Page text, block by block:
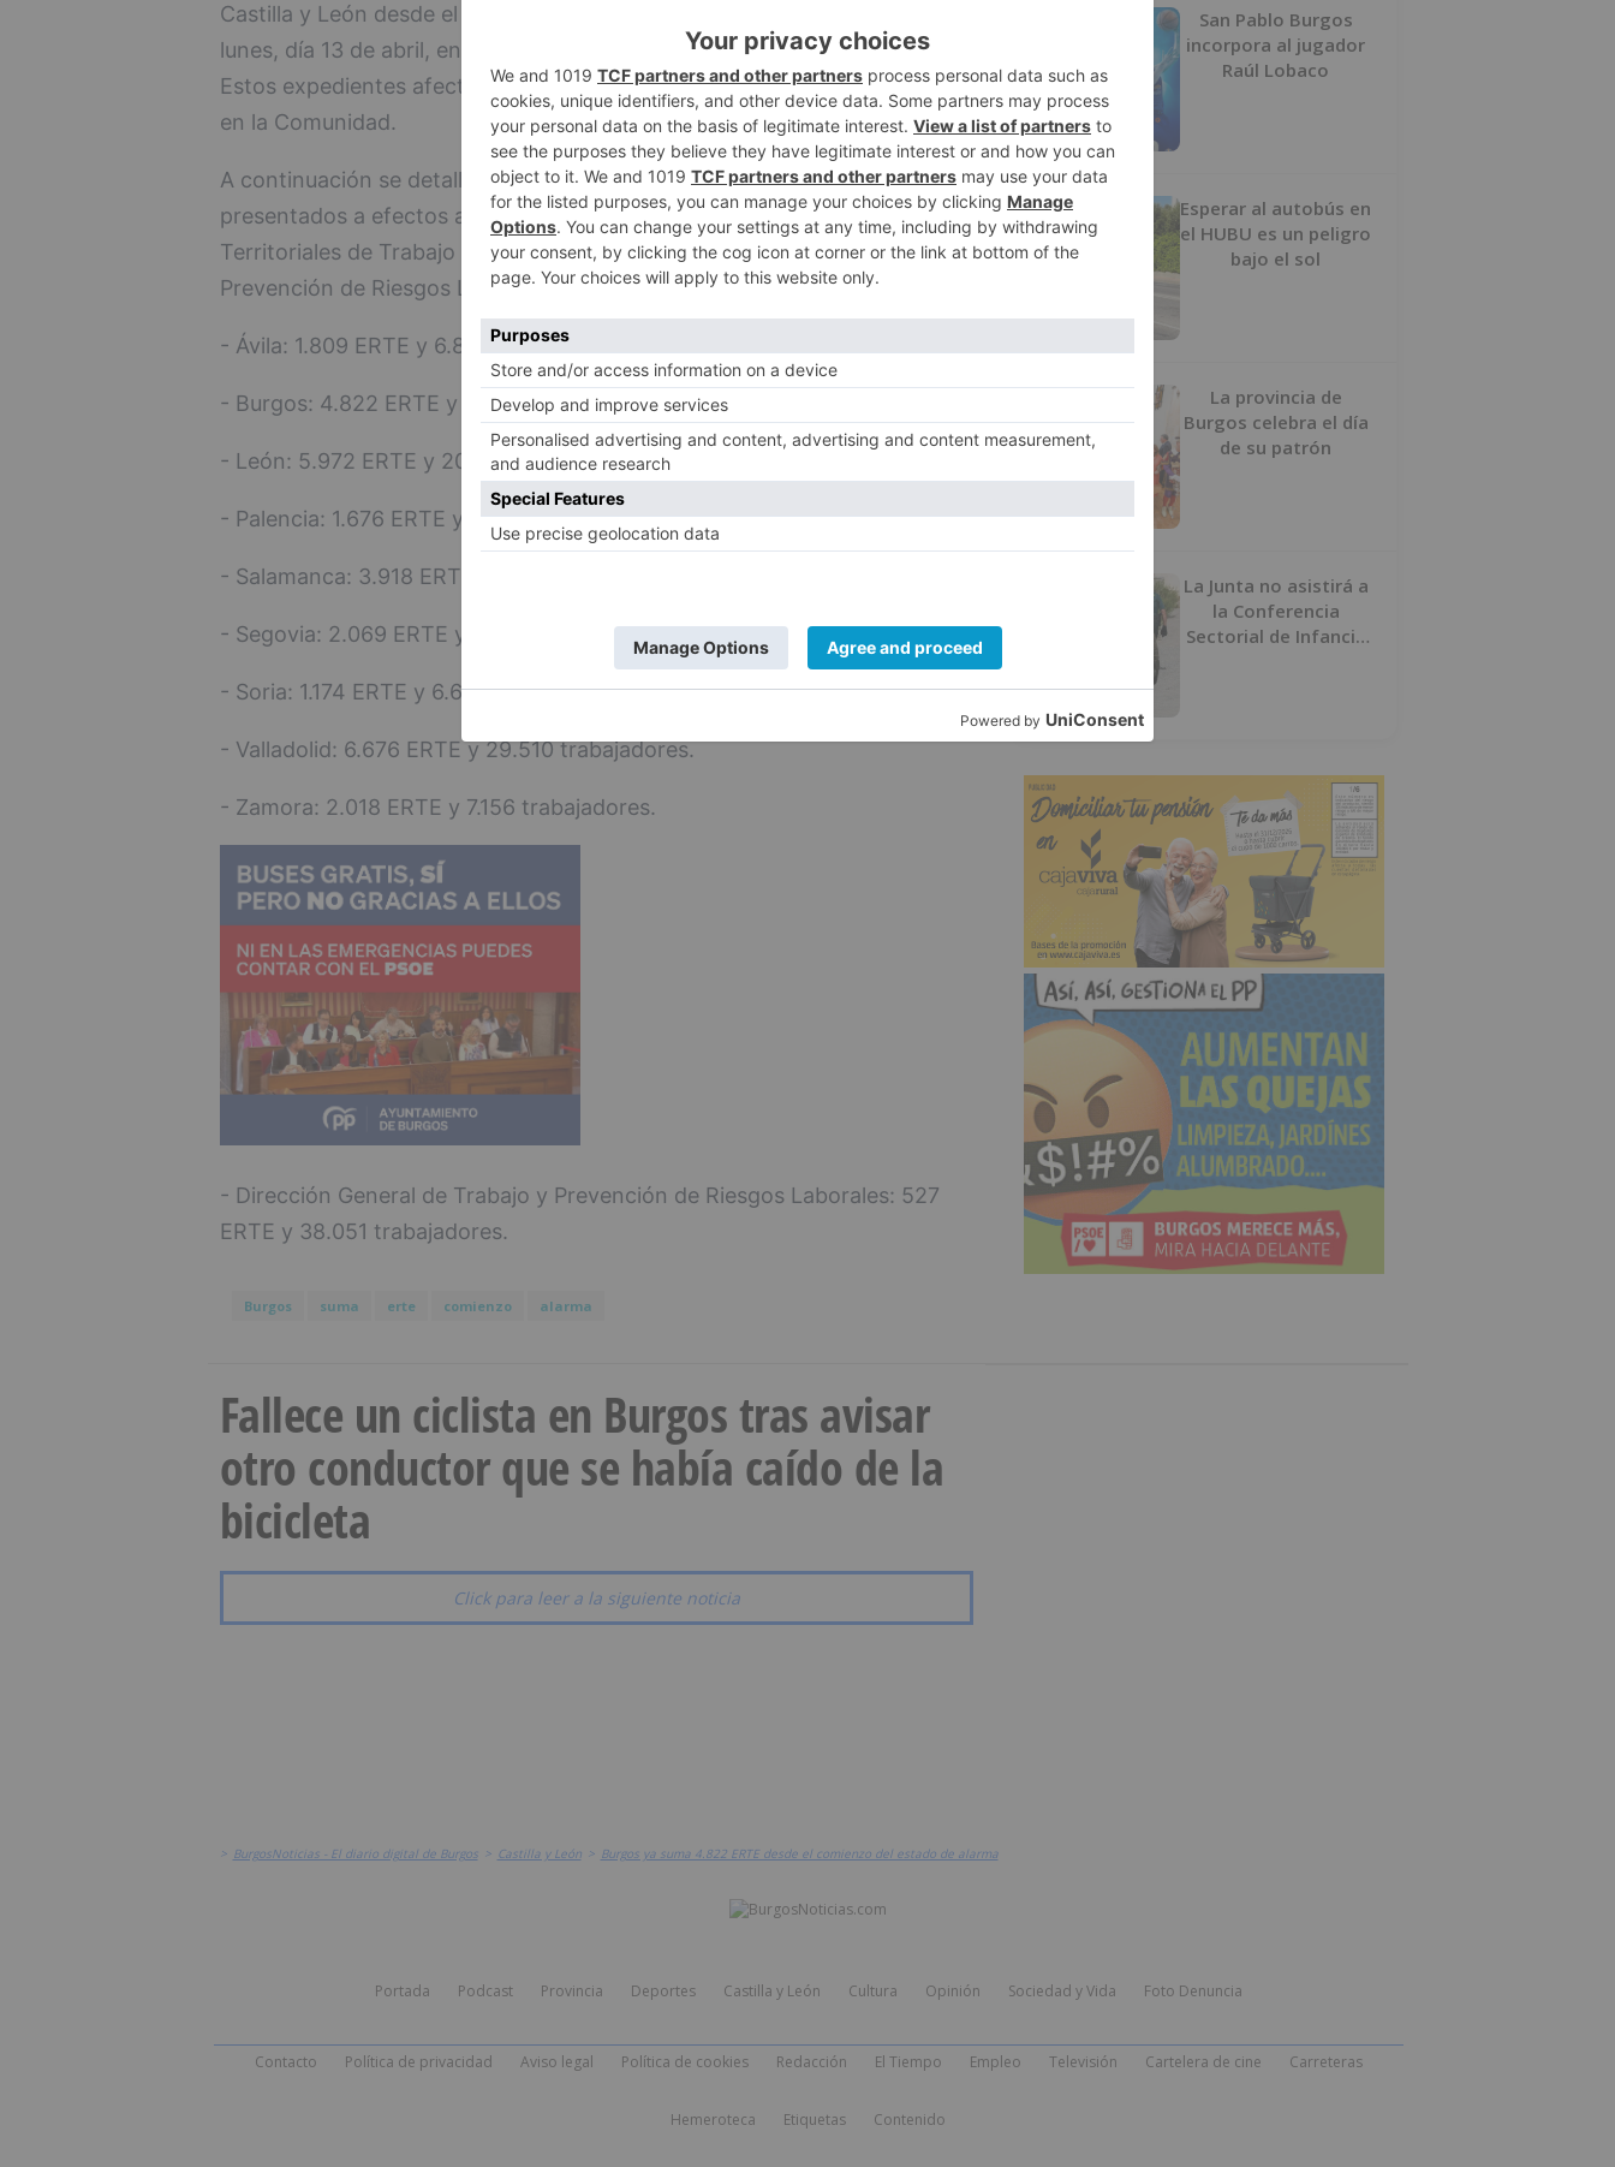
Castilla y León desde el lunes 16 de marzo hasta las 14 horas de hoy
lunes, día 13 de abril, en el contexto de la crisis del coronavirus COVID-19.
Estos expedientes afectan a un número potencial de 171.269 trabajadores
en la Comunidad.
A continuación se detalla el cómputo de los ERTE que constan como
presentados a efectos administrativos ante las nueve Oficinas
Territoriales de Trabajo (OTT) y la Dirección General de Trabajo y
Prevención de Riesgos Laborales de la Consejería de Empleo e Industria:
- Ávila: 1.809 ERTE y 6.871 trabajadores.
- Burgos: 4.822 ERTE y 32.208 trabajadores.
- León: 5.972 ERTE y 20.798 trabajadores.
- Palencia: 1.676 ERTE y 7.814 trabajadores.
- Salamanca: 3.918 ERTE y 12.748 trabajadores.
- Segovia: 2.069 ERTE y 9.470 trabajadores.
- Soria: 1.174 ERTE y 6.643 trabajadores.
- Valladolid: 6.676 ERTE y 29.510 trabajadores.
- Zamora: 2.018 ERTE y 7.156 trabajadores.
- Dirección General de Trabajo y Prevención de Riesgos Laborales: 527
ERTE y 38.051 trabajadores.
Burgos suma erte comienzo alarma
San Pablo Burgos
incorpora al jugador
Raúl Lobaco
3
Esperar al autobús en
el HUBU es un peligro
bajo el sol
La provincia de
Burgos celebra el día
de su patrón
La Junta no asistirá a
la Conferencia
Sectorial de Infancia
Fallece un ciclista en Burgos tras avisar
otro conductor que se había caído de la
bicicleta
Click para leer a la siguiente noticia
> BurgosNoticias - El diario digital de Burgos > Castilla y León > Burgos ya suma 4.822 ERTE desde el comienzo del estado de alarma
Portada Podcast Provincia Deportes Castilla y León Cultura Opinión Sociedad y Vida Foto Denuncia
Contacto Política de privacidad Aviso legal Política de cookies Redacción El Tiempo Empleo Televisión Cartelera de cine Carreteras
Hemeroteca Etiquetas Contenido